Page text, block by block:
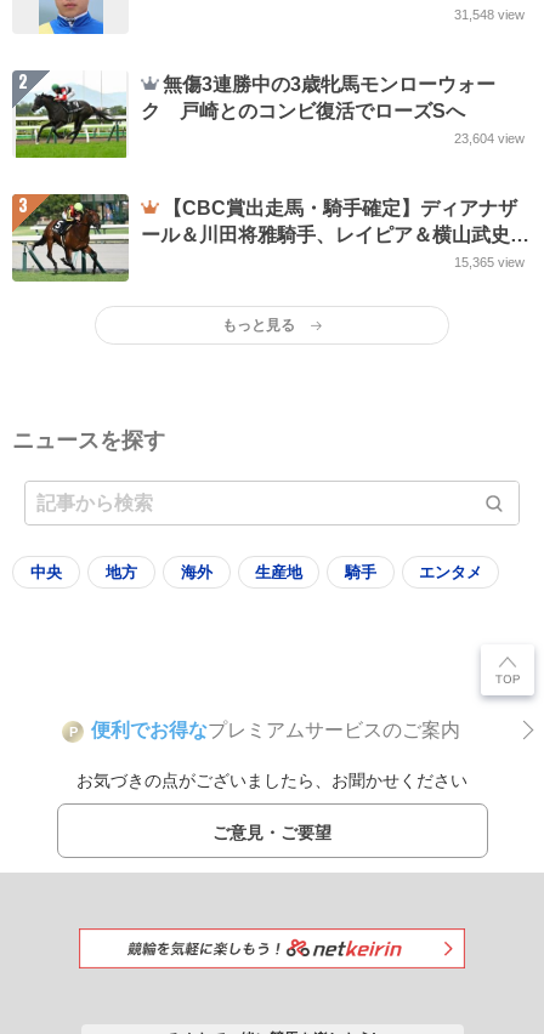
31,548 view
2
無傷3連勝中の3歳牝馬モンローウォー
ク 戸崎とのコンビ復活でローズSへ
23,604 view
3
【CBC賞出走馬・騎手確定】ディアナザ
ール＆川田将雅騎手、レイピア＆横山武史騎
15,365 view
もっと見る
ニュースを探す
中央 地方 海外 生産地 騎手 エンタメ
P 便利でお得なプレミアムサービスのご案内
お気づきの点がございましたら、お聞かせください
ご意見・ご要望